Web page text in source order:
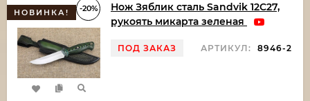
НОВИНКА! -20%
Нож Зяблик сталь Sandvik 12C27,
рукоять микарта зеленая
ПОД ЗАКАЗ АРТИКУЛ: 8946-2